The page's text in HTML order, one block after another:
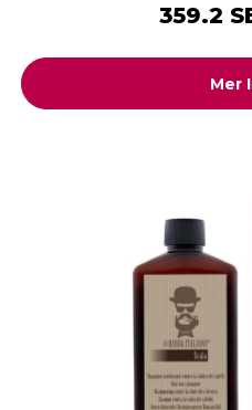
359.2
Mer